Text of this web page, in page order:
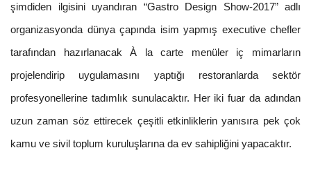
şimdiden ilgisini uyandıran “Gastro Design Show-2017” adlı
organizasyonda dünya çapında isim yapmış executive chefler
tarafından hazırlanacak À la carte menüler iç mimarların
projelendirip uygulamasını yaptığı restoranlarda sektör
profesyonellerine tadımlık sunulacaktır. Her iki fuar da adından
uzun zaman söz ettirecek çeşitli etkinliklerin yanısıra pek çok
kamu ve sivil toplum kuruluşlarına da ev sahipliğini yapacaktır.